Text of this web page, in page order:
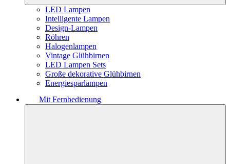
LED Lampen
Intelligente Lampen
Design-Lampen
Röhren
Halogenlampen
Vintage Glühbirnen
LED Lampen Sets
Große dekorative Glühbirnen
Energiesparlampen
Mit Fernbedienung